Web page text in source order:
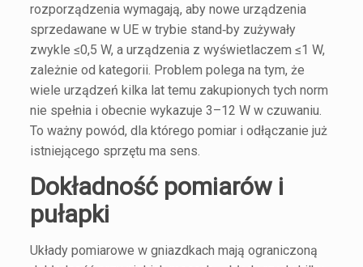
rozporządzenia wymagają, aby nowe urządzenia
sprzedawane w UE w trybie stand‑by zużywały
zwykle ≤0,5 W, a urządzenia z wyświetlaczem ≤1 W,
zależnie od kategorii. Problem polega na tym, że
wiele urządzeń kilka lat temu zakupionych tych norm
nie spełnia i obecnie wykazuje 3–12 W w czuwaniu.
To ważny powód, dla którego pomiar i odłączanie już
istniejącego sprzętu ma sens.
Dokładność pomiarów i
pułapki
Układy pomiarowe w gniazdkach mają ograniczoną